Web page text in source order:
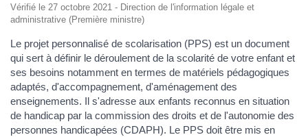
Vérifié le 27 octobre 2021 - Direction de l'information légale et
administrative (Première ministre)
Le projet personnalisé de scolarisation (PPS) est un document
qui sert à définir le déroulement de la scolarité de votre enfant et
ses besoins notamment en termes de matériels pédagogiques
adaptés, d'accompagnement, d'aménagement des
enseignements. Il s'adresse aux enfants reconnus en situation
de handicap par la commission des droits et de l'autonomie des
personnes handicapées (CDAPH). Le PPS doit être mis en